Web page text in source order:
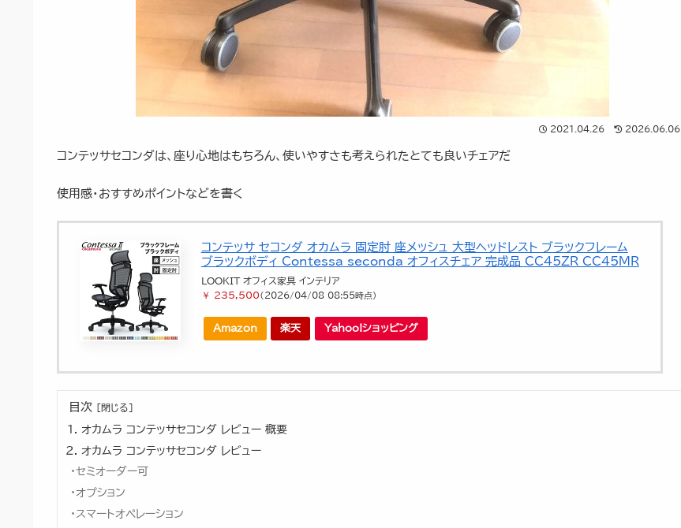
2021.04.26 2026.06.06
コンテッサセコンダは、座り心地はもちろん、使いやすさも考えられたとても良いチェアだ
使用感・おすすめポイントなどを書く
コンテッサ セコンダ オカムラ 固定肘 座メッシュ 大型ヘッドレスト ブラックフレーム
ブラックボディ Contessa seconda オフィスチェア 完成品 CC45ZR CC45MR
LOOKIT オフィス家具 インテリア
￥ 235,500（2026/04/08 08:55時点）
Amazon 楽天 Yahoo!ショッピング
目次
オカムラ コンテッサセコンダ レビュー 概要
オカムラ コンテッサセコンダ レビュー
セミオーダー可
オプション
スマートオペレーション